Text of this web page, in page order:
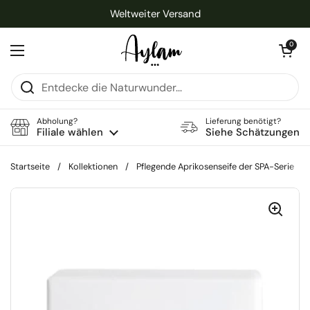
Weltweiter Versand
Menü öffnen
Warenkorb
0
Abholung?
Filiale wählen
Lieferung benötigt?
Siehe Schätzungen
Startseite / Kollektionen / Pflegende Aprikosenseife der SPA-Serie